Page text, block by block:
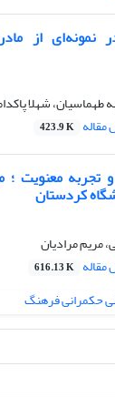
نمونه‌ای از
طهماسیان، شهلا
423.9 K
تجربه معنویت ؛
کردستان
مریم مرادیان
616.13 K